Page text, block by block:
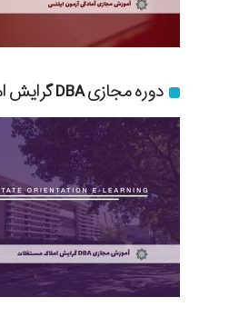
دوره مجازی DBA گرایش املاک و مستغلات